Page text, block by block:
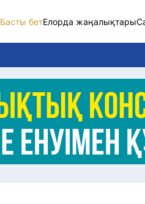
Басты бетЕлорда жаңалықтары